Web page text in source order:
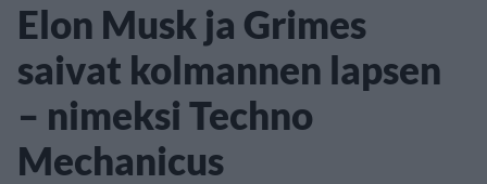
Elon Musk ja Grimes
saivat kolmannen lapsen
– nimeksi Techno
Mechanicus